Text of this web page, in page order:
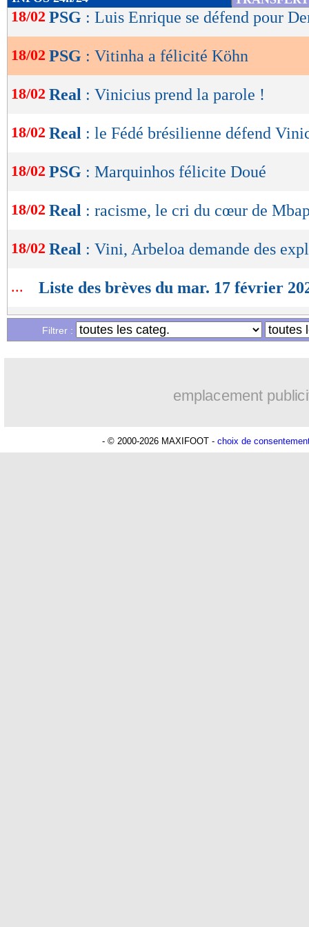
de
OK
18/02 PSG : Luis Enrique se défend pour
18/02 PSG : Vitinha a félicité Köhn
18/02 Real : Vinicius prend la parole !
18/02 Real : le Fédé brésilienne défend
18/02 PSG : Marquinhos félicite Doué
18/02 Real : racisme, le cri du cœur de
18/02 Real : Vini, Arbeloa demande des
... Liste des brèves du mar. 17 février
Liste des brèves du lun. 16 février
Filtrer :
emplacement
- © 2000-2026 MAXIFOOT - choix de